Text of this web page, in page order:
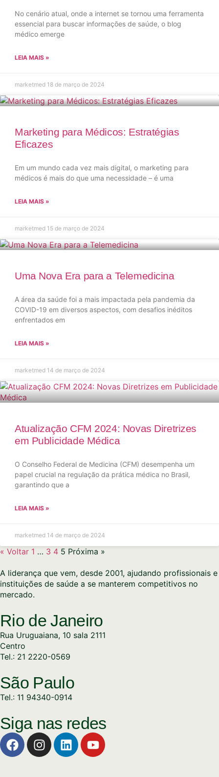
No cenário atual, onde a internet se tornou uma ferramenta
essencial para buscar informações de saúde, o blog
médico emerge
LEIA MAIS »
marketmed 18 de março de 2024
Marketing para Médicos: Estratégias
Eficazes
Em um mundo cada vez mais digital, o marketing para
médicos é mais do que uma necessidade – é uma
LEIA MAIS »
marketmed 15 de março de 2024
Uma Nova Era para a Telemedicina
A área da saúde foi a mais impactada pela pandemia da
COVID-19 em diversos aspectos, com desafios inéditos
enfrentados em
LEIA MAIS »
marketmed 14 de março de 2024
Atualização CFM 2024: Novas Diretrizes
em Publicidade Médica
O Conselho Federal de Medicina (CFM) desempenha um
papel crucial na regulação da prática médica no Brasil,
garantindo que a
LEIA MAIS »
marketmed 14 de março de 2024
« Voltar 1 … 3 4 5 Próxima »
A liderança que vem, desde 2001, ajudando profissionais e
instituições de saúde a se manterem competitivos no
mercado.
Rio de Janeiro
Rua Uruguaiana, 10 sala 2111
Centro
Tel.: 21 2220-0569
São Paulo
Tel.: 11 94340-0914
Siga nas redes